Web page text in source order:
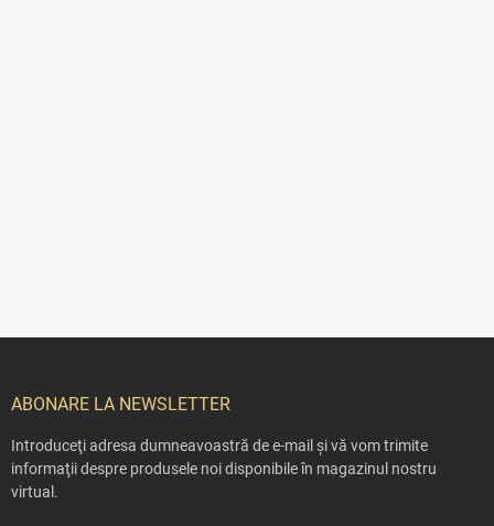
ABONARE LA NEWSLETTER
Introduceţi adresa dumneavoastră de e-mail şi vă vom trimite
informaţii despre produsele noi disponibile în magazinul nostru
virtual.